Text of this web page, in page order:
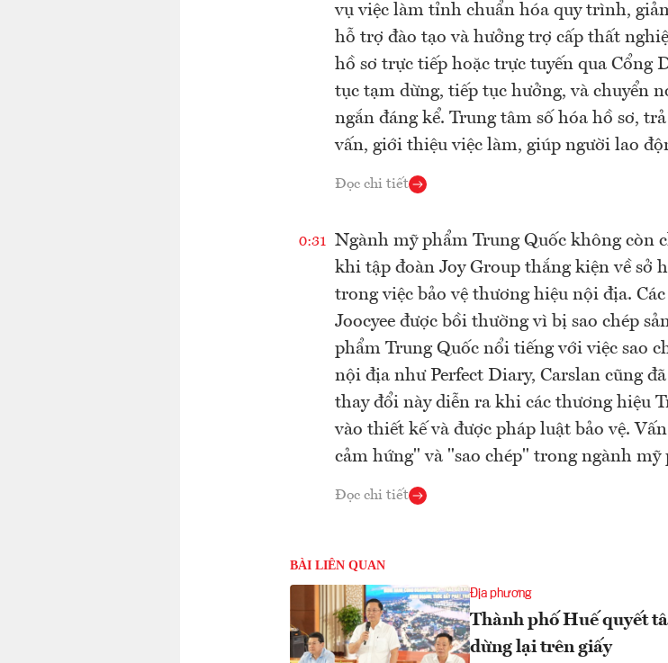
vụ việc làm tỉnh chuẩn hóa quy trình,
hỗ trợ đào tạo và hưởng trợ cấp thất
hồ sơ trực tiếp hoặc trực tuyến qua Cổng
tục tạm dừng, tiếp tục hưởng, và chuyển
ngắn đáng kể. Trung tâm số hóa hồ sơ,
vấn, giới thiệu việc làm, giúp người lao
Đọc chi tiết
0:31
Ngành mỹ phẩm Trung Quốc không còn
khi tập đoàn Joy Group thắng kiện về sở
trong việc bảo vệ thương hiệu nội địa.
Joocyee được bồi thường vì bị sao chép
phẩm Trung Quốc nổi tiếng với việc sao
nội địa như Perfect Diary, Carslan cũng
thay đổi này diễn ra khi các thương hiệu
vào thiết kế và được pháp luật bảo vệ.
cảm hứng" và "sao chép" trong ngành mỹ
Đọc chi tiết
BÀI LIÊN QUAN
Địa phương
Thành phố Huế quyết
dừng lại trên giấy